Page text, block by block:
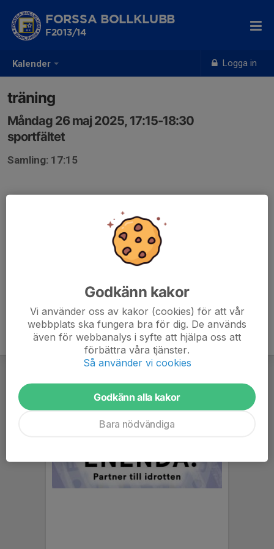
Kalender Logga in
FORSSA BOLLKLUBB
F2013/14
träning
Måndag 26 maj 2025, 17:15-18:30
sportfältet
Samling: 17:15
Godkänn kakor
Vi använder oss av kakor (cookies) för att vår
webbplats ska fungera bra för dig. De används
även för webbanalys i syfte att hjälpa oss att
förbättra våra tjänster.
Så använder vi cookies
Godkänn alla kakor
Bara nödvändiga